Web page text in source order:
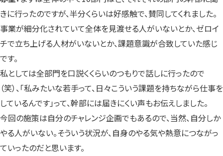
きに行ったのですが、半分くらいは好感触で、賛同してくれました。
事業が細分化されていて全体を見渡せる人がいないとか、ゼロイ
チで立ち上げる人材がいないとか、課題意識が合致していた感じ
です。
私としては全部門を口説くくらいのつもりで話しに行ったので
（笑）、「私みたいな若手って、日々こういう課題を持ちながら仕事を
しているんです」って、幹部には届きにくい声もお伝えしました。
今回の施策は自分のチャレンジ企画でもあるので、当然、自分しか
やる人がいない。そういう状況が、自身のやる気や熱意につながっ
ていったのだと思います。